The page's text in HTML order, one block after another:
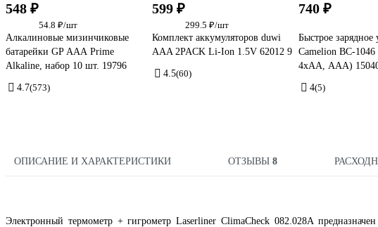
548 ₽
54.8 ₽/шт
Алкалиновые мизинчиковые
батарейки GP АAА Prime
Alkaline, набор 10 шт. 19796
4.7(573)
599 ₽
299.5 ₽/шт
Комплект аккумуляторов duwi
AAA 2PACK Li-Ion 1.5V 62012 9
4.5(60)
740 ₽
Быстрое зарядное
Camelion BC-
4хАА, ААА)
4(5)
ОПИСАНИЕ И ХАРАКТЕРИСТИКИ ОТЗЫВЫ8
Электронный термометр + гигрометр Laserliner ClimaCheck 082.028A